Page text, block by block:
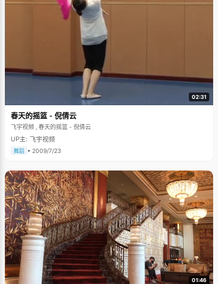
02:31
春天的摇篮 - 倪倩云
飞宇视频 , 春天的摇篮 - 倪倩云
UP主: 飞宇视频
舞蹈 • 2009/7/23
01:46